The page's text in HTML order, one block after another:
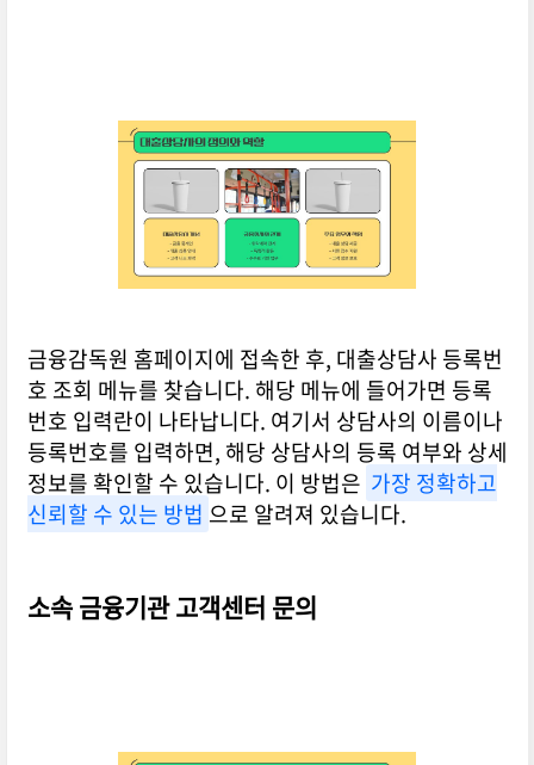
금융감독원 홈페이지에 접속한 후, 대출상담사 등록번
호 조회 메뉴를 찾습니다. 해당 메뉴에 들어가면 등록
번호 입력란이 나타납니다. 여기서 상담사의 이름이나
등록번호를 입력하면, 해당 상담사의 등록 여부와 상세
정보를 확인할 수 있습니다. 이 방법은 가장 정확하고
신뢰할 수 있는 방법 으로 알려져 있습니다.
소속 금융기관 고객센터 문의